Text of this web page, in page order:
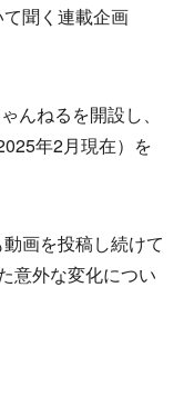
聞く連載企画
んねるを開設し、
年2月現在）を
画を投稿し続けて
意外な変化につい